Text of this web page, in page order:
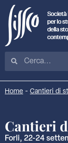
Home - Cantieri di
Cantieri
Forli, 22-24